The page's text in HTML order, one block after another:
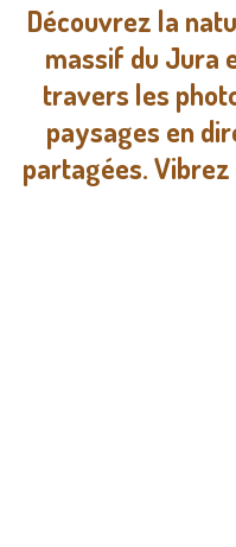
Découvrez la
massif du Jura
travers les
paysages en
partagées.